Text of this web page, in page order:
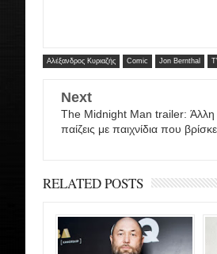
Αλέξανδρος Κυριαζής Comic Jon Bernthal
Next
The Midnight Man trailer:
παίζεις με παιχνίδια που
RELATED POSTS